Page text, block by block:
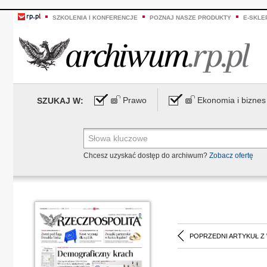
SZKOLENIA I KONFERENCJE POZNAJ NASZE PRODUKTY E-
SZUKAJ W: Prawo Ekonomia i biznes
Chcesz uzyskać dostęp do archiwum? Zobacz ofertę
POPRZEDNI ARTYKUŁ Z